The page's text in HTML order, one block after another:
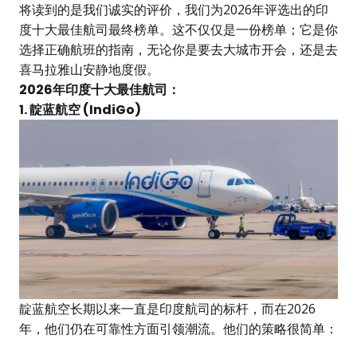
将读到的是我们诚实的评价，我们为2026年评选出的印
度十大最佳航司最终榜单。这不仅仅是一份榜单；它是你
选择正确航班的指南，无论你是要去大城市开会，还是去
喜马拉雅山安静地度假。
2026年印度十大最佳航司：
1. 靛蓝航空 (IndiGo)
靛蓝航空长期以来一直是印度航司的标杆，而在2026
年，他们仍在可靠性方面引领潮流。他们的策略很简单：